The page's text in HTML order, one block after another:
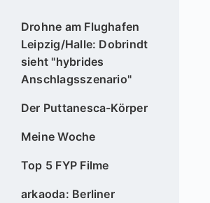
Drohne am Flughafen
Leipzig/Halle: Dobrindt
sieht "hybrides
Anschlagsszenario"
Der Puttanesca-Körper
Meine Woche
Top 5 FYP Filme
arkaoda: Berliner